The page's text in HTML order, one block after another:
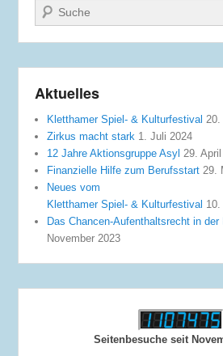
Suche
Aktuelles
Kletthamer Spiel- & Kulturfestival 20.
Zirkus macht stark 1. Juli 2024
12 Jahre Aktionsgruppe Asyl 29.
Finanzielle Hilfe zum Berufsstart 29.
Neues vom
Kletthamer Spiel- & Kulturfestival
Das Chancen-Aufenthaltsrecht in der
November 2023
Seitenbesuche seit